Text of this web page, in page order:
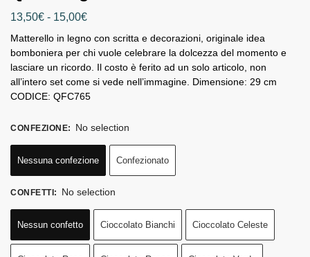
13,50€ - 15,00€
Matterello in legno con scritta e decorazioni, originale idea
bomboniera per chi vuole celebrare la dolcezza del momento e
lasciare un ricordo. Il costo è ferito ad un solo articolo, non
all’intero set come si vede nell’immagine. Dimensione: 29 cm
CODICE: QFC765
CONFEZIONE: No selection
Nessuna confezione Confezionato
CONFETTI: No selection
Nessun confetto Cioccolato Bianchi Cioccolato Celeste